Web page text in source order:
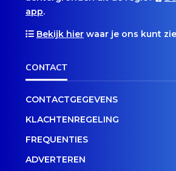
app.
Bekijk hier waar je ons kunt
CONTACT
CONTACTGEGEVENS
KLACHTENREGELING
FREQUENTIES
ADVERTEREN